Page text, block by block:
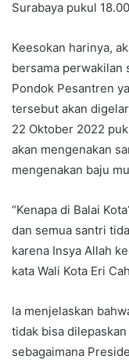
Surabaya pukul
Keesokan harinya,
bersama perwakilan
Pondok Pesantren
tersebut akan
22 Oktober 2022
akan mengenakan
mengenakan baju
“Kenapa di Balai
dan semua santri
karena Insya Allah
kata Wali Kota Eri
Ia menjelaskan
tidak bisa
sebagaimana